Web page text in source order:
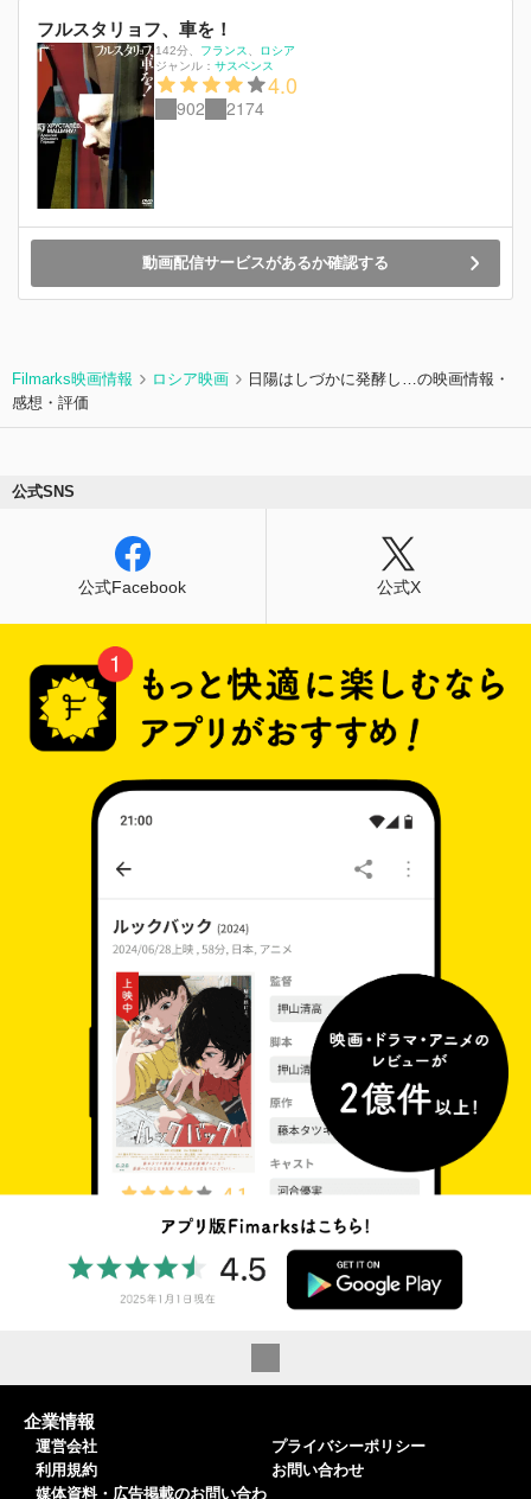
フルスタリョフ、車を！
142分 フランス
ロシア
ジャンル： サスペンス
4.0
902 2174
動画配信サービスがあるか確認する
Filmarks映画情報 ロシア映画
日陽はしづかに発酵し…の映画情報・
感想・評価
公式SNS
公式Facebook 公式X
企業情報
運営会社
利用規約
媒体資料・広告掲載のお問い合わ
プライバシーポリシー
お問い合わせ